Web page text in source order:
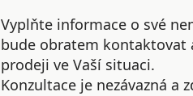
Vyplňte informace o své
bude obratem kontaktovat
prodeji ve Vaší situaci.
Konzultace je nezávazná a